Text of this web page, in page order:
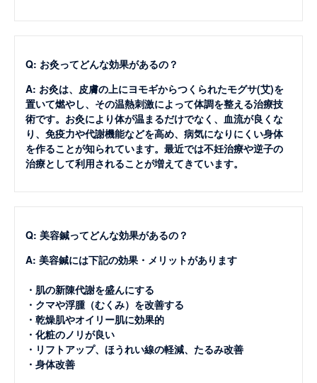
Q: お灸ってどんな効果があるの？
A: お灸は、皮膚の上にヨモギからつくられたモグサ(艾)を
置いて燃やし、その温熱刺激によって体調を整える治療技
術です。お灸により体が温まるだけでなく、血流が良くな
り、免疫力や代謝機能などを高め、病気になりにくい身体
を作ることが知られています。最近では不妊治療や逆子の
治療として利用されることが増えてきています。
Q: 美容鍼ってどんな効果があるの？
A: 美容鍼には下記の効果・メリットがあります
・肌の新陳代謝を盛んにする
・クマや浮腫（むくみ）を改善する
・乾燥肌やオイリー肌に効果的
・化粧のノリが良い
・リフトアップ、ほうれい線の軽減、たるみ改善
・身体改善